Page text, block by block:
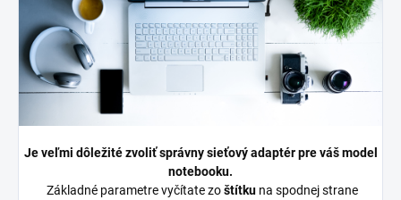
Je veľmi dôležité zvoliť správny sieťový adaptér pre váš model
notebooku.
Základné parametre vyčítate zoštítkuna spodnej strane